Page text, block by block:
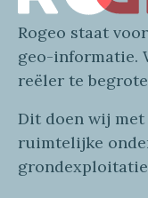
Rogeo staat voor
geo-informatie.
reëler te
Dit doen wij met
ruimtelijke